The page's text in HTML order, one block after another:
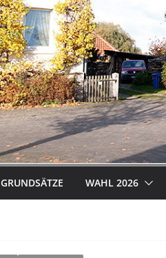
GRUNDSÄTZE WAHL 2026